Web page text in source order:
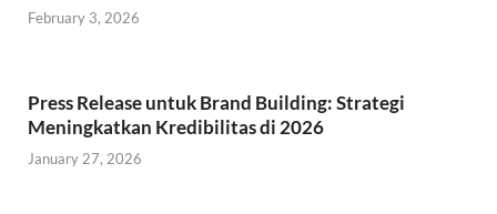
February 3, 2026
Press Release untuk Brand Building: Strategi
Meningkatkan Kredibilitas di 2026
January 27, 2026